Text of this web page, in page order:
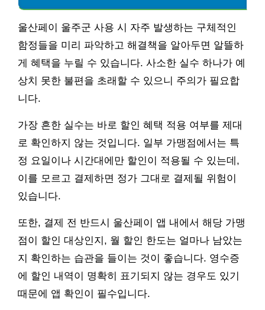
울산페이 울주군 사용 시 자주 발생하는 구체적인
함정들을 미리 파악하고 해결책을 알아두면 알뜰하
게 혜택을 누릴 수 있습니다. 사소한 실수 하나가 예
상치 못한 불편을 초래할 수 있으니 주의가 필요합
니다.
가장 흔한 실수는 바로 할인 혜택 적용 여부를 제대
로 확인하지 않는 것입니다. 일부 가맹점에서는 특
정 요일이나 시간대에만 할인이 적용될 수 있는데,
이를 모르고 결제하면 정가 그대로 결제될 위험이
있습니다.
또한, 결제 전 반드시 울산페이 앱 내에서 해당 가맹
점이 할인 대상인지, 월 할인 한도는 얼마나 남았는
지 확인하는 습관을 들이는 것이 좋습니다. 영수증
에 할인 내역이 명확히 표기되지 않는 경우도 있기
때문에 앱 확인이 필수입니다.